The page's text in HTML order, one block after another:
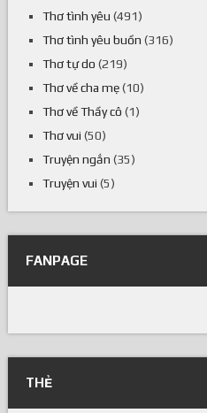
Thơ tình yêu (491)
Thơ tình yêu buồn (316)
Thơ tự do (219)
Thơ về cha mẹ(10)
Thơ về Thầy cô (1)
Thơ vui (50)
Truyện ngắn (35)
Truyện vui (5)
FANPAGE
THẺ